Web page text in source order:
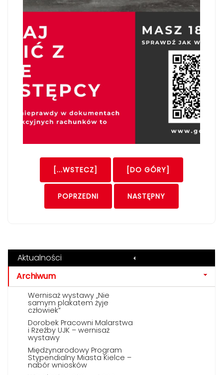
[...WSTECZ] [DO GÓRY]
POPRZEDNI NASTĘPNY
Aktualności
Archiwum
Wernisaż wystawy „Nie
samym plakatem żyje
człowiek”
Dorobek Pracowni Malarstwa
i Rzeźby UJK – wernisaż
wystawy
Międzynarodowy Program
Stypendialny Miasta Kielce –
nabór wniosków